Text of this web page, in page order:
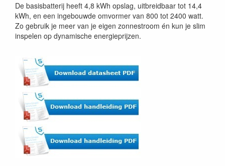
De basisbatterij heeft 4,8 kWh opslag, uitbreidbaar tot 14,4
kWh, en een ingebouwde omvormer van 800 tot 2400 watt.
Zo gebruik je meer van je eigen zonnestroom én kun je slim
inspelen op dynamische energieprijzen.